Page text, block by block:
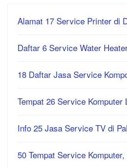
Alamat 17 Service Printer di
Daftar 6 Service Water
18 Daftar Jasa Service
Tempat 26 Service
Info 25 Jasa Service TV di
50 Tempat Service